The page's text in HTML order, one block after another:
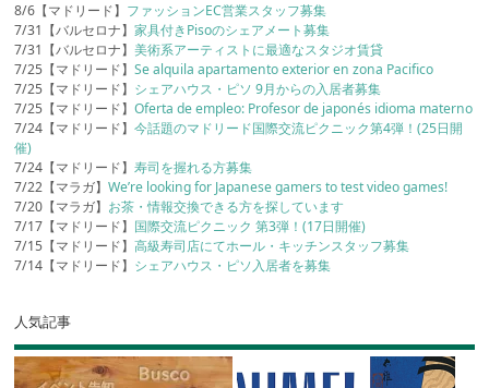
8/6【マドリード】 ファッションEC営業スタッフ募集
7/31【バルセロナ】家具付きPisoのシェアメート募集
7/31【バルセロナ】美術系アーティストに最適なスタジオ賃貸
7/25【マドリード】Se alquila apartamento exterior en zona Pacifico
7/25【マドリード】 シェアハウス・ピソ 9月からの入居者募集
7/25【マドリード】Oferta de empleo: Profesor de japonés idioma materno
7/24【マドリード】今話題のマドリード国際交流ピクニック第4弾！(25日開
催)
7/24【マドリード】寿司を握れる方募集
7/22【マラガ】We’re looking for Japanese gamers to test video games!
7/20【マラガ】 お茶・情報交換できる方を探しています
7/17【マドリード】 国際交流ピクニック 第3弾！(17日開催)
7/15【マドリード】高級寿司店にてホール・キッチンスタッフ募集
7/14【マドリード】 シェアハウス・ピソ入居者を募集
人気記事